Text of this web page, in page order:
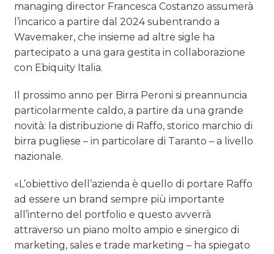
managing director Francesca Costanzo assumerà
l’incarico a partire dal 2024 subentrando a
Wavemaker, che insieme ad altre sigle ha
partecipato a una gara gestita in collaborazione
con Ebiquity Italia.
Il prossimo anno per Birra Peroni si preannuncia
particolarmente caldo, a partire da una grande
novità: la distribuzione di Raffo, storico marchio di
birra pugliese – in particolare di Taranto – a livello
nazionale.
«L’obiettivo dell’azienda è quello di portare Raffo
ad essere un brand sempre più importante
all’interno del portfolio e questo avverrà
attraverso un piano molto ampio e sinergico di
marketing, sales e trade marketing – ha spiegato